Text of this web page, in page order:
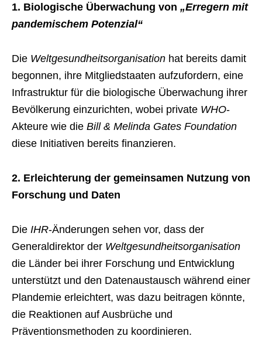
1. Biologische Überwachung von „Erregern mit
pandemischem Potenzial“
Die Weltgesundheitsorganisation hat bereits damit
begonnen, ihre Mitgliedstaaten aufzufordern, eine
Infrastruktur für die biologische Überwachung ihrer
Bevölkerung einzurichten, wobei private WHO-
Akteure wie die Bill & Melinda Gates Foundation
diese Initiativen bereits finanzieren.
2. Erleichterung der gemeinsamen Nutzung von
Forschung und Daten
Die IHR-Änderungen sehen vor, dass der
Generaldirektor der Weltgesundheitsorganisation
die Länder bei ihrer Forschung und Entwicklung
unterstützt und den Datenaustausch während einer
Plandemie erleichtert, was dazu beitragen könnte,
die Reaktionen auf Ausbrüche und
Präventionsmethoden zu koordinieren.